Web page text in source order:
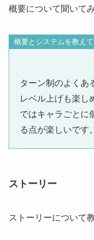
概要について聞いて
概要とシステムを教え
ターン制のよくあ
レベル上げも楽し
ではキャラごとに
る点が楽しいです。
ストーリー
ストーリーについて